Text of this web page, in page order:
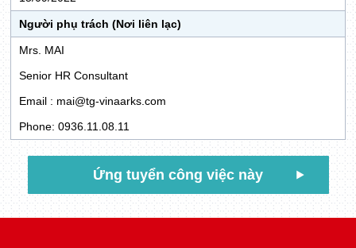
Người phụ trách (Nơi liên lạc)
Mrs. MAI
Senior HR Consultant
Email : mai@tg-vinaarks.com
Phone: 0936.11.08.11
Ứng tuyển công việc này